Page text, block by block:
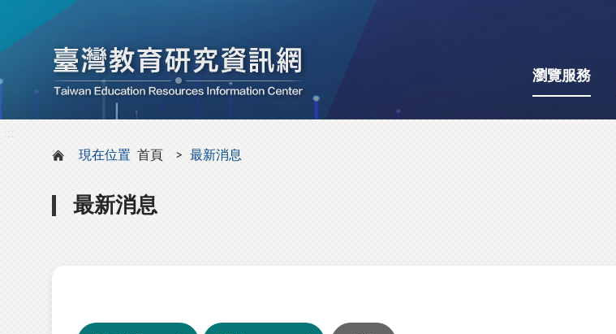
瀏覽服務
現在位置 首頁 最新消息
最新消息